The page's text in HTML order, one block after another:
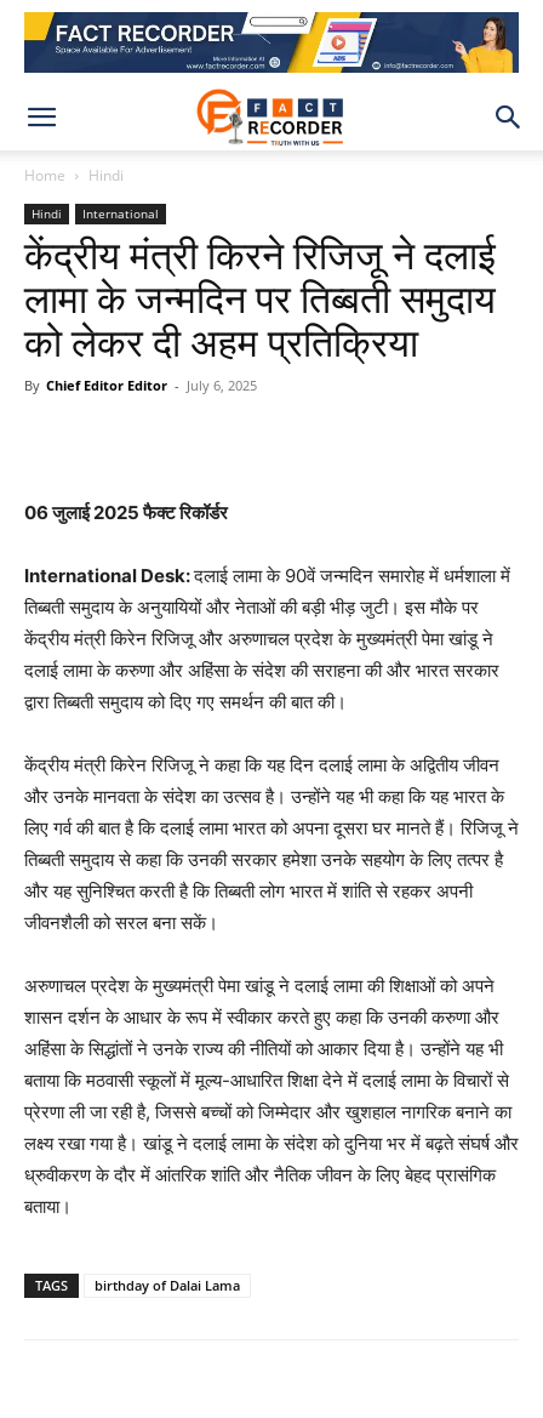
Home Hindi
Hindi International
केंद्रीय मंत्री किरने रिजिजू ने दलाई
लामा के जन्मदिन पर तिब्बती समुदाय
को लेकर दी अहम प्रतिक्रिया
By Chief Editor Editor - July 6, 2025
06 जुलाई 2025 फैक्ट रिकॉर्डर
International Desk:दलाई लामा के 90वें जन्मदिन समारोह में धर्मशाला में
तिब्बती समुदाय के अनुयायियों और नेताओं की बड़ी भीड़ जुटी। इस मौके पर
केंद्रीय मंत्री किरेन रिजिजू और अरुणाचल प्रदेश के मुख्यमंत्री पेमा खांडू ने
दलाई लामा के करुणा और अहिंसा के संदेश की सराहना की और भारत सरकार
द्वारा तिब्बती समुदाय को दिए गए समर्थन की बात की।
केंद्रीय मंत्री किरेन रिजिजू ने कहा कि यह दिन दलाई लामा के अद्वितीय जीवन
और उनके मानवता के संदेश का उत्सव है। उन्होंने यह भी कहा कि यह भारत के
लिए गर्व की बात है कि दलाई लामा भारत को अपना दूसरा घर मानते हैं। रिजिजू ने
तिब्बती समुदाय से कहा कि उनकी सरकार हमेशा उनके सहयोग के लिए तत्पर है
और यह सुनिश्चित करती है कि तिब्बती लोग भारत में शांति से रहकर अपनी
जीवनशैली को सरल बना सकें।
अरुणाचल प्रदेश के मुख्यमंत्री पेमा खांडू ने दलाई लामा की शिक्षाओं को अपने
शासन दर्शन के आधार के रूप में स्वीकार करते हुए कहा कि उनकी करुणा और
अहिंसा के सिद्धांतों ने उनके राज्य की नीतियों को आकार दिया है। उन्होंने यह भी
बताया कि मठवासी स्कूलों में मूल्य-आधारित शिक्षा देने में दलाई लामा के विचारों से
प्रेरणा ली जा रही है, जिससे बच्चों को जिम्मेदार और खुशहाल नागरिक बनाने का
लक्ष्य रखा गया है। खांडू ने दलाई लामा के संदेश को दुनिया भर में बढ़ते संघर्ष और
ध्रुवीकरण के दौर में आंतरिक शांति और नैतिक जीवन के लिए बेहद प्रासंगिक
बताया।
TAGS birthday of Dalai Lama